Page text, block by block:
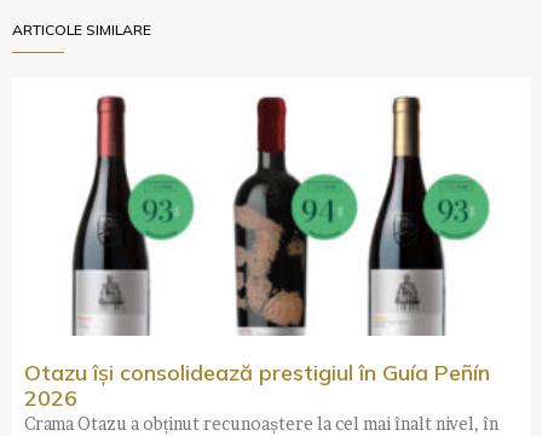
ARTICOLE SIMILARE
Otazu își consolidează prestigiul în Guía Peñín
2026
Crama Otazu a obținut recunoaștere la cel mai înalt nivel, în